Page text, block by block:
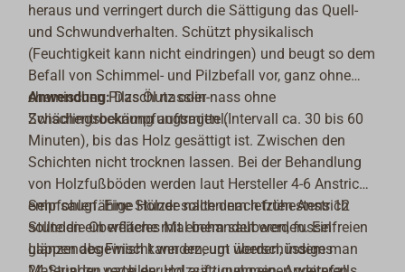
heraus und verringert durch die Sättigung das Quell-
und Schwundverhalten. Schützt physikalisch
(Feuchtigkeit kann nicht eindringen) und beugt so dem
Befall von Schimmel- und Pilzbefall vor, ganz ohne
chemischen Pilzschutz oder
Schädlingsbekämpfungsmittel.
Anwendung:Das Öl nass-in-nass ohne
Zwischentrocknung auftragen (Intervall ca. 30 bis 60
Minuten), bis das Holz gesättigt ist. Zwischen den
Schichten nicht trocknen lassen. Bei der Behandlung
von Holzfußböden werden laut Hersteller 4-6 Anstriche
empfohlen. Eine Stunde nach dem letzten Anstrich
sollte die Oberfläche mit einem sauberen, fusselfreien
Lappen abgewischt werden, um überschüssiges
Sehr saugfähige Hölzer sollten nach frühestens 12
Stunden ein weiteres Mal behandelt werden. Ein
glänzendes Finish kann erzeugt werden, indem man